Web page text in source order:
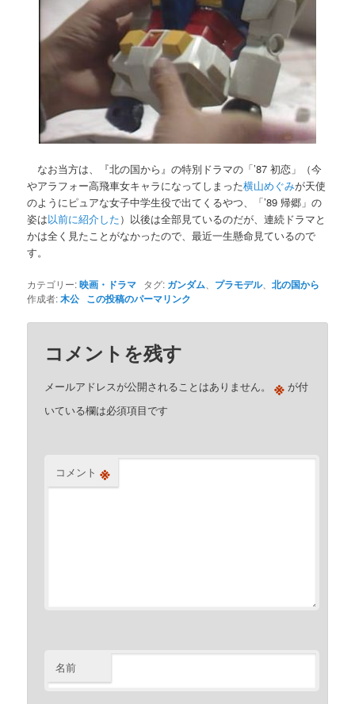
なお当方は、『北の国から』の特別ドラマの「’87 初恋」（今
やアラフォー高飛車女キャラになってしまった横山めぐみが天使
のようにピュアな女子中学生役で出てくるやつ、「’89 帰郷」の
姿は以前に紹介した）以後は全部見ているのだが、連続ドラマと
かは全く見たことがなかったので、最近一生懸命見ているので
す。
カテゴリー:映画・ドラマ タグ: ガンダム プラモデル、北の国から
作成者:木公 この投稿のパーマリンク
コメントを残す
メールアドレスが公開されることはありません。 ※ が付
いている欄は必須項目です
コメント ※
名前